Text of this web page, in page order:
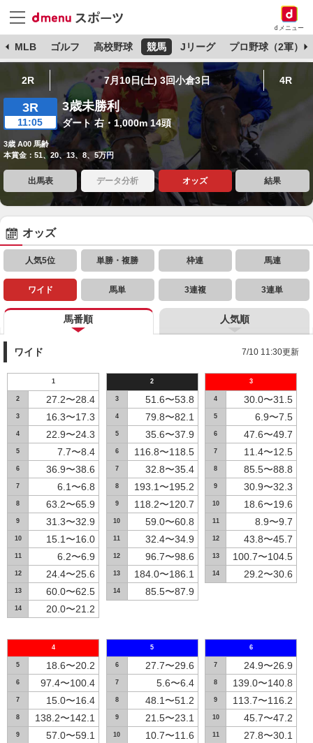
dメニュー
MLB ゴルフ 高校野球 競馬 Jリーグ プロ野球（2軍）
2R 7月10日(土) 3回小倉3日 4R
3R
11:05
3歳未勝利
ダート 右・1,000m 14頭
3歳 A00 馬齢
本賞金：51、20、13、8、5万円
出馬表 データ分析 オッズ 結果
オッズ
人気5位 単勝・複勝 枠連 馬連
ワイド 馬単 3連複 3連単
馬番順 人気順
ワイド 7/10 11:30更新
1
2 27.2〜28.4
3 16.3〜17.3
4 22.9〜24.3
5 7.7〜8.4
6 36.9〜38.6
7 6.1〜6.8
8 63.2〜65.9
9 31.3〜32.9
10 15.1〜16.0
11 6.2〜6.9
12 24.4〜25.6
13 60.0〜62.5
14 20.0〜21.2
2
3 51.6〜53.8
4 79.8〜82.1
5 35.6〜37.9
6 116.8〜118.5
7 32.8〜35.4
8 193.1〜195.2
9 118.2〜120.7
10 59.0〜60.8
11 32.4〜34.9
12 96.7〜98.6
13 184.0〜186.1
14 85.5〜87.9
3
4 30.0〜31.5
5 6.9〜7.5
6 47.6〜49.7
7 11.4〜12.5
8 85.5〜88.8
9 30.9〜32.3
10 18.6〜19.6
11 8.9〜9.7
12 43.8〜45.7
13 100.7〜104.5
14 29.2〜30.6
4
5 18.6〜20.2
6 97.4〜100.4
7 15.0〜16.4
8 138.2〜142.1
9 57.0〜59.1
5
6 27.7〜29.6
7 5.6〜6.4
8 48.1〜51.2
9 21.5〜23.1
10 10.7〜11.6
6
7 24.9〜26.9
8 139.0〜140.8
9 113.7〜116.2
10 45.7〜47.2
11 27.8〜30.1